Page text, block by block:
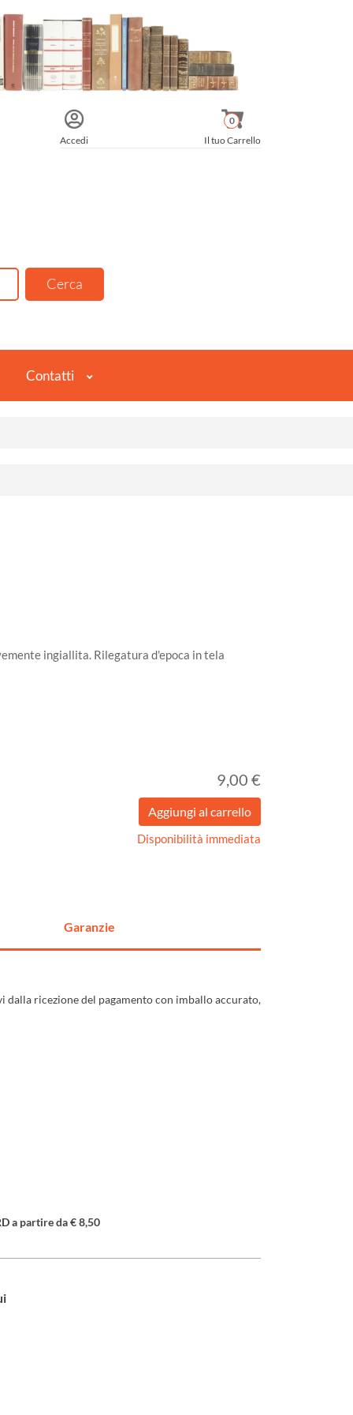
Accedi Il tuo Carrello
0
Contatti
ingiallita. Rilegatura d'epoca in tela
9,00 €
Disponibilità immediata
Garanzie
ricezione del pagamento con imballo accurato,
a partire da € 8,50